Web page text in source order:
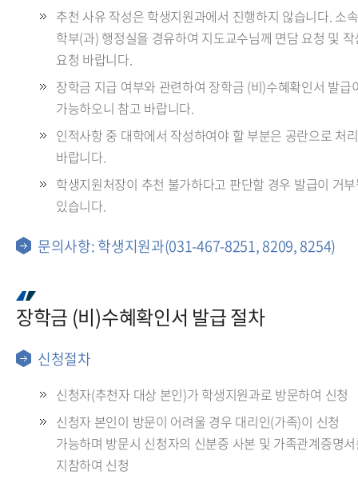
추천 사유 작성은 학생지원과에서 진행하지 않습니다. 소속
학부(과) 행정실을 경유하여 지도교수님께 면담 요청 및
요청 바랍니다.
장학금 지급 여부와 관련하여 장학금 (비)수혜확인서 발급
가능하오니 참고 바랍니다.
인적사항 중 대학에서 작성하여야 할 부분은 공란으로 처리
바랍니다.
학생지원처장이 추천 불가하다고 판단할 경우 발급이 거
있습니다.
문의사항: 학생지원과(031-467-8251, 8209, 8254)
장학금 (비)수혜확인서 발급 절차
신청절차
신청자(추천자 대상 본인)가 학생지원과로 방문하여 신청
신청자 본인이 방문이 어려울 경우 대리인(가족)이 신청
가능하며 방문시 신청자의 신분증 사본 및 가족관계증명
지참하여 신청